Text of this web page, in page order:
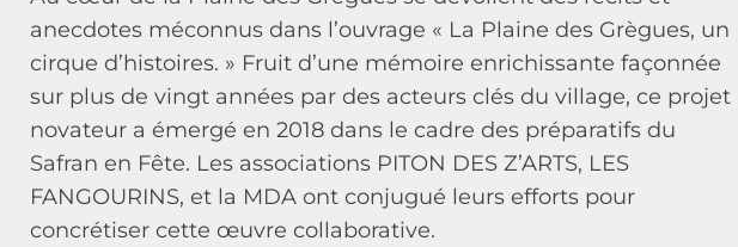
anecdotes méconnus dans l’ouvrage « La Plaine des Grègues, un
cirque d’histoires. » Fruit d’une mémoire enrichissante façonnée
sur plus de vingt années par des acteurs clés du village, ce projet
novateur a émergé en 2018 dans le cadre des préparatifs du
Safran en Fête. Les associations PITON DES Z’ARTS, LES
FANGOURINS, et la MDA ont conjugué leurs efforts pour
concrétiser cette œuvre collaborative.